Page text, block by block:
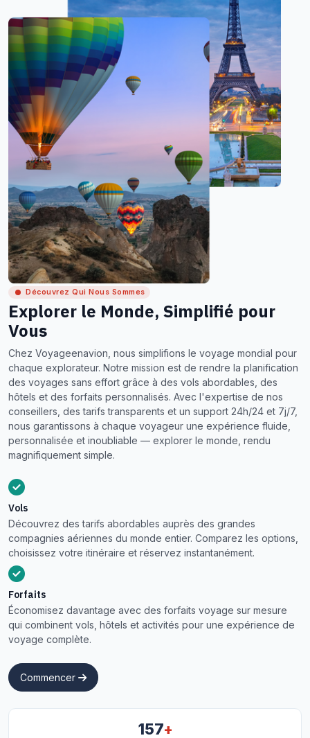
Découvrez Qui Nous Sommes
Explorer le Monde, Simplifié pour
Vous
Chez Voyageenavion, nous simplifions le voyage mondial pour
chaque explorateur. Notre mission est de rendre la planification
des voyages sans effort grâce à des vols abordables, des
hôtels et des forfaits personnalisés. Avec l'expertise de nos
conseillers, des tarifs transparents et un support 24h/24 et 7j/7,
nous garantissons à chaque voyageur une expérience fluide,
personnalisée et inoubliable — explorer le monde, rendu
magnifiquement simple.
Vols
Découvrez des tarifs abordables auprès des grandes
compagnies aériennes du monde entier. Comparez les options,
choisissez votre itinéraire et réservez instantanément.
Forfaits
Économisez davantage avec des forfaits voyage sur mesure
qui combinent vols, hôtels et activités pour une expérience de
voyage complète.
Commencer
157+